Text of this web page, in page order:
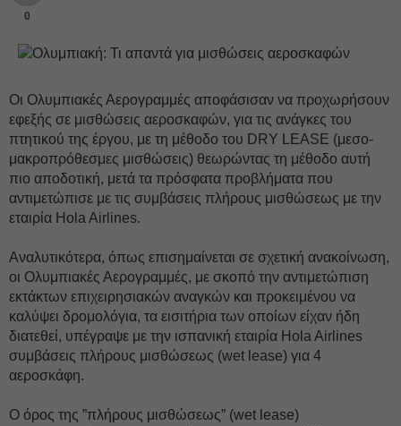
0
Οι Ολυμπιακές Αερογραμμές αποφάσισαν να προχωρήσουν
εφεξής σε μισθώσεις αεροσκαφών, για τις ανάγκες του
πτητικού της έργου, με τη μέθοδο του DRY LEASE (μεσο-
μακροπρόθεσμες μισθώσεις) θεωρώντας τη μέθοδο αυτή
πιο αποδοτική, μετά τα πρόσφατα προβλήματα που
αντιμετώπισε με τις συμβάσεις πλήρους μισθώσεως με την
εταιρία Hola Airlines.
Αναλυτικότερα, όπως επισημαίνεται σε σχετική ανακοίνωση,
οι Ολυμπιακές Αερογραμμές, με σκοπό την αντιμετώπιση
εκτάκτων επιχειρησιακών αναγκών και προκειμένου να
καλύψει δρομολόγια, τα εισιτήρια των οποίων είχαν ήδη
διατεθεί, υπέγραψε με την ισπανική εταιρία Hola Airlines
συμβάσεις πλήρους μισθώσεως (wet lease) για 4
αεροσκάφη.
Ο όρος της ”πλήρους μισθώσεως” (wet lease)